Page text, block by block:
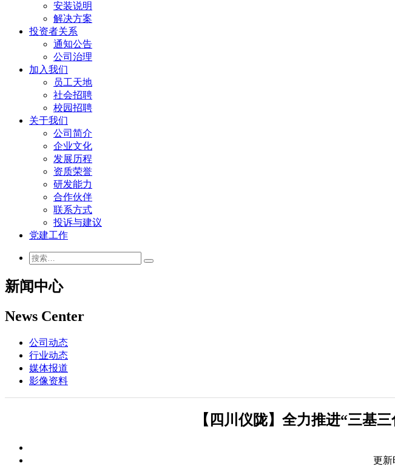
安装说明
解决方案
投资者关系
通知公告
公司治理
加入我们
员工天地
社会招聘
校园招聘
关于我们
公司简介
企业文化
发展历程
资质荣誉
研发能力
合作伙伴
联系方式
投诉与建议
党建工作
新闻中心
News Center
公司动态
行业动态
媒体报道
影像资料
【四川仪陇】全力推进“三基
更新